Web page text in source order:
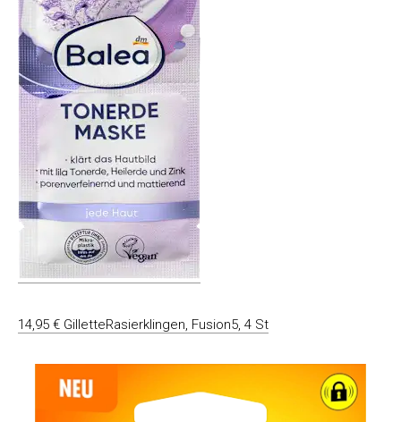
14,95 € GilletteRasierklingen, Fusion5, 4 St